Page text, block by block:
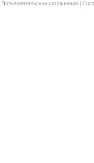
Пользовательское соглашение |